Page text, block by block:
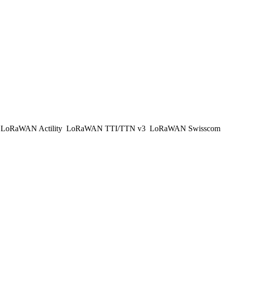
LoRaWAN Actility LoRaWAN TTI/TTN v3 LoRaWAN Swisscom